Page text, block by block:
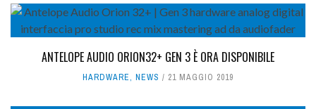
ANTELOPE AUDIO ORION32+ GEN 3 È ORA DISPONIBILE
HARDWARE, NEWS 21 MAGGIO 2019